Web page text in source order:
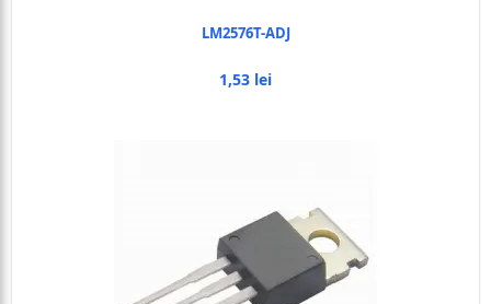
LM2576T-ADJ
1,53 lei